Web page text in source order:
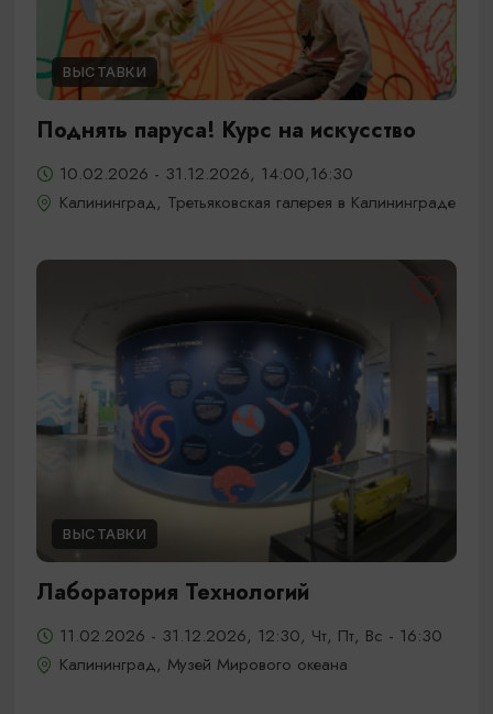
ВЫСТАВКИ
Поднять паруса! Курс на искусство
10.02.2026 - 31.12.2026, 14:00,16:30
Калининград, Третьяковская галерея в Калининграде
ВЫСТАВКИ
Лаборатория Технологий
11.02.2026 - 31.12.2026, 12:30, Чт, Пт, Вс - 16:30
Калининград, Музей Мирового океана